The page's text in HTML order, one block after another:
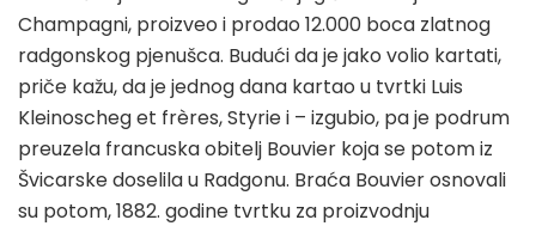
Champagni, proizveo i prodao 12.000 boca zlatnog
radgonskog pjenušca. Budući da je jako volio kartati,
priče kažu, da je jednog dana kartao u tvrtki Luis
Kleinoscheg et frères, Styrie i – izgubio, pa je podrum
preuzela francuska obitelj Bouvier koja se potom iz
Švicarske doselila u Radgonu. Braća Bouvier osnovali
su potom, 1882. godine tvrtku za proizvodnju